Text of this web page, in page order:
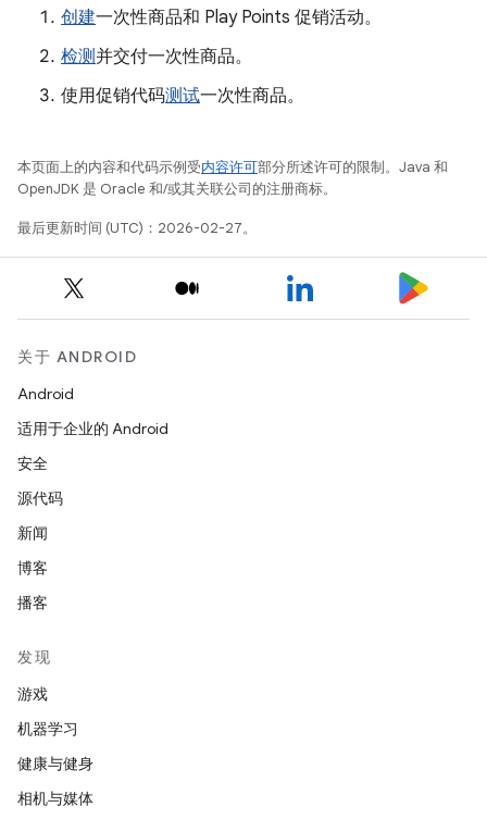
创建一次性商品和 Play Points 促销活动。
检测并交付一次性商品。
使用促销代码测试一次性商品。
本页面上的内容和代码示例受内容许可部分所述许可的限制。Java 和
OpenJDK 是 Oracle 和/或其关联公司的注册商标。
最后更新时间 (UTC)：2026-02-27。
关于 ANDROID
Android
适用于企业的 Android
安全
源代码
新闻
博客
播客
发现
游戏
机器学习
健康与健身
相机与媒体